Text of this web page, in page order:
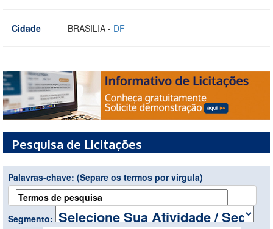
Cidade BRASILIA - DF
Pesquisa de Licitações
Palavras-chave: (Separe os termos por virgula)
Segmento: